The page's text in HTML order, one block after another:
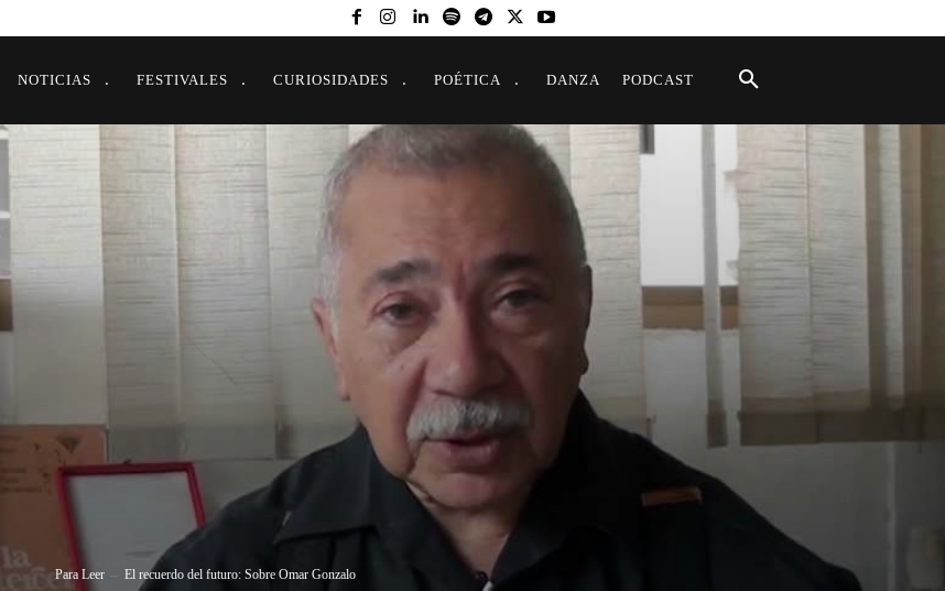
NOTICIAS FESTIVALES CURIOSIDADES POÉTICA DANZA PODCAST
Para Leer El recuerdo del futuro: Sobre Omar Gonzalo